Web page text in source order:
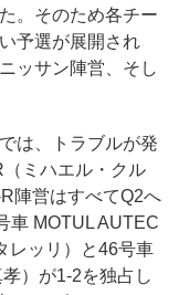
。そのため各チー
予選が展開され
ッサン陣営、そし
は、トラブルが発
ミハエル・クル
陣営はすべてQ2へ
車 MOTUL AUTEC
レッリ）と46号車
）が1-2を独占し